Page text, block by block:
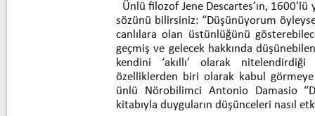
Ünlü filozof Jene Descartes’ın,
sözünü bilirsiniz: “Düşünüyorum
canlılara olan üstünlüğünü
geçmiş ve gelecek hakkında
kendini ‘akıllı’ olarak
özelliklerden biri olarak kabul
ünlü Nörobilimci Antonio Damasio
kitabıyla duyguların düşünceleri nasıl